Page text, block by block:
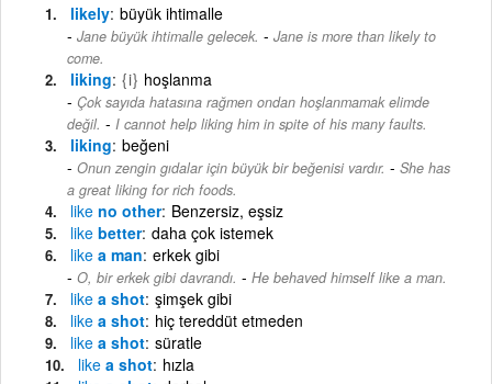
likely büyük ihtimalle
Jane büyük ihtimalle gelecek. - Jane is more than likely to
come.
liking {i} hoşlanma
Çok sayıda hatasına rağmen ondan hoşlanmamak elimde
değil. - I cannot help liking him in spite of his many faults.
liking beğeni
Onun zengin gıdalar için büyük bir beğenisi vardır. - She has
a great liking for rich foods.
like no other Benzersiz, eşsiz
like better daha çok istemek
like a man erkek gibi
O, bir erkek gibi davrandı. - He behaved himself like a man.
like a shot şimşek gibi
like a shot hiç tereddüt etmeden
like a shot süratle
like a shot hızla